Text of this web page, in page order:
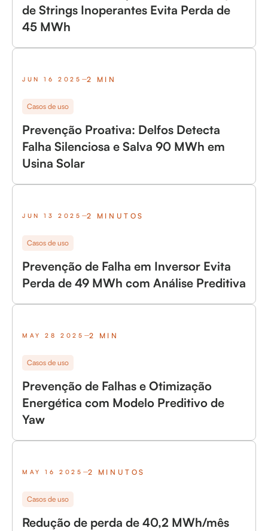
de Strings Inoperantes Evita Perda de
45 MWh
JUN 16 2025 2 MIN
Casos de uso
Prevenção Proativa: Delfos Detecta
Falha Silenciosa e Salva 90 MWh em
Usina Solar
JUN 13 2025 2 MINUTOS
Casos de uso
Prevenção de Falha em Inversor Evita
Perda de 49 MWh com Análise Preditiva
MAY 28 2025 2 MIN
Casos de uso
Prevenção de Falhas e Otimização
Energética com Modelo Preditivo de
Yaw
MAY 16 2025 2 MINUTOS
Casos de uso
Redução de perda de 40,2 MWh/mês